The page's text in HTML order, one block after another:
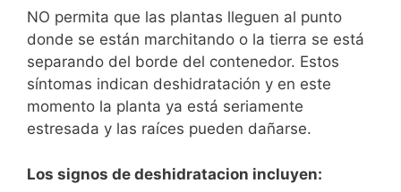
NO permita que las plantas lleguen al punto
donde se están marchitando o la tierra se está
separando del borde del contenedor. Estos
síntomas indican deshidratación y en este
momento la planta ya está seriamente
estresada y las raíces pueden dañarse.
Los signos de deshidratacion incluyen: